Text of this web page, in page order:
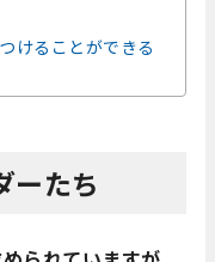
けることができる
ーたち